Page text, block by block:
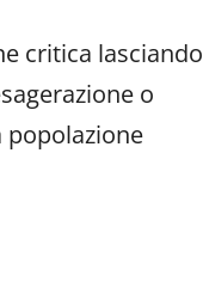
critica lasciando
o
popolazione